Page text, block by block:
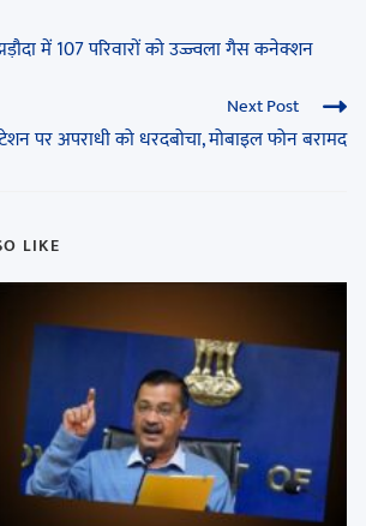
में 107 परिवारों को उज्ज्वला गैस कनेक्शन
Next Post
पर अपराधी को धरदबोचा, मोबाइल फोन बरामद
LIKE